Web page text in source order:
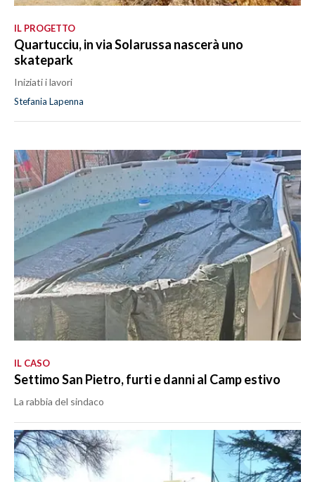
IL PROGETTO
Quartucciu, in via Solarussa nascerà uno
skatepark
Iniziati i lavori
Stefania Lapenna
IL CASO
Settimo San Pietro, furti e danni al Camp estivo
La rabbia del sindaco